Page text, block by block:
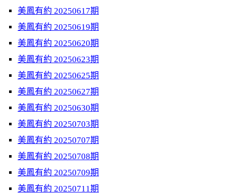
美鳳有約 20250617期
美鳳有約 20250619期
美鳳有約 20250620期
美鳳有約 20250623期
美鳳有約 20250625期
美鳳有約 20250627期
美鳳有約 20250630期
美鳳有約 20250703期
美鳳有約 20250707期
美鳳有約 20250708期
美鳳有約 20250709期
美鳳有約 20250711期